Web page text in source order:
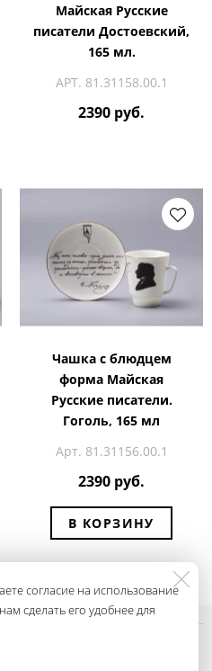
Майская Русские
писатели Достоевский,
165 мл.
АРТ. 81.31158.00.1
2390 руб.
Чашка с блюдцем
форма Майская
Русские писатели.
Гоголь, 165 мл
Арт. 81.31156.00.1
2390 руб.
В КОРЗИНУ
согласие на использование
сделать его удобнее для